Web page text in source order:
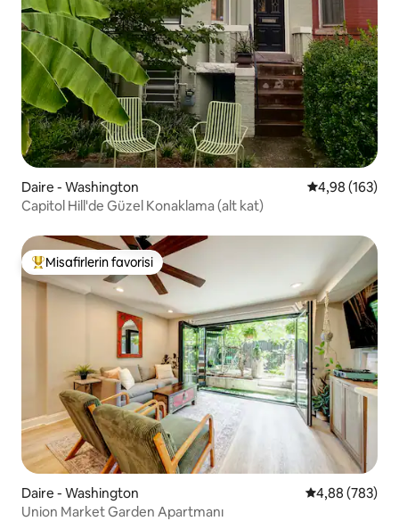
Daire - Washington 5 üzerinden
4,98 (163)
Capitol Hill'de Güzel Konaklama (alt kat)
Misafirlerin favorilerinden en beğenilenler arasında
Misafirlerin favorisi
Daire - Washington 5 üzerinden
4,88 (783)
Union Market Garden Apartmanı